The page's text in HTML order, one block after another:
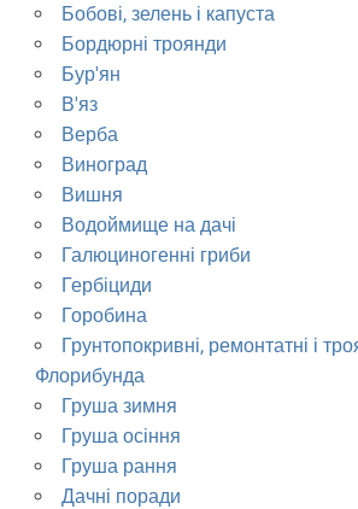
Бобові, зелень і капуста
Бордюрні троянди
Бур'ян
В'яз
Верба
Виноград
Вишня
Водоймище на дачі
Галюциногенні гриби
Гербіциди
Горобина
Грунтопокривні, ремонтатні і
Флорибунда
Груша зимня
Груша осіння
Груша рання
Дачні поради